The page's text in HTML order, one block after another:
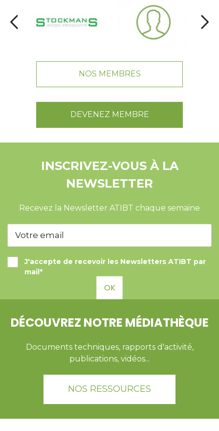
NOS MEMBRES
DEVENEZ MEMBRE
INSCRIVEZ-VOUS À LA
NEWSLETTER
Recevez la Newsletter ATIBT chaque semaine
J'accepte de recevoir les Newsletters ATIBT par
mail*
OK
DÉCOUVREZ NOTRE MÉDIATHÈQUE
Documents techniques, rapports d'activité,
publications, vidéos...
NOS RESSOURCES